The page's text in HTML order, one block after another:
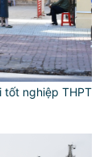
tốt nghiệp THPT